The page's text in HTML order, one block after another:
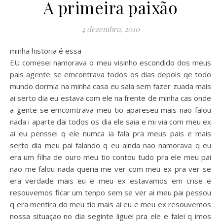
A primeira paixão
4 dezembro, 2010
minha historia é essa
EU comesei namorava o meu visinho escondido dos meus
pais agente se emcontrava todos os dias depois qe todo
mundo dormia na minha casa eu saia sem fazer zuada mais
ai serto dia eu estava com ele na frente de minha cas onde
a gente se emcomtrava meu tio apareseu mais nao falou
nada i aparte dai todos os dia ele saia e mi via com meu ex
ai eu penssei q ele numca ia fala pra meus pais e mais
serto dia meu pai falando q eu ainda nao namorava q eu
era um filha de ouro meu tio contou tudo pra ele meu pai
nao me falou nada queria me ver com meu ex pra ver se
era verdade mais eu e meu ex estavamos em crise e
resouvemos ficar um tenpo sem se ver ai meu pai pessou
q era mentira do meu tio mais ai eu e meu ex resouvemos
nossa situaçao no dia seginte liguei pra ele e falei q imos